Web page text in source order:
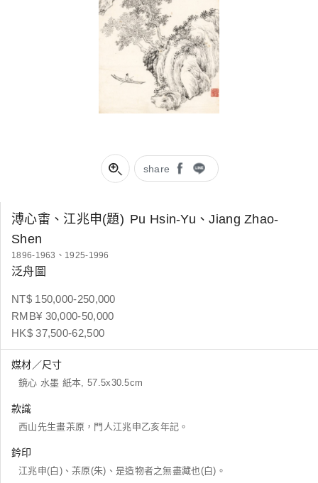
share
溥心畬、江兆申(題) Pu Hsin-Yu、Jiang Zhao-
Shen
1896-1963、1925-1996
泛舟圖
NT$ 150,000-250,000
RMB¥ 30,000-50,000
HK$ 37,500-62,500
媒材／尺寸
鏡心 水墨 紙本, 57.5x30.5cm
款識
西山先生畫茮原，門人江兆申乙亥年記。
鈐印
江兆申(白)、茮原(朱)、是造物者之無盡藏也(白)。